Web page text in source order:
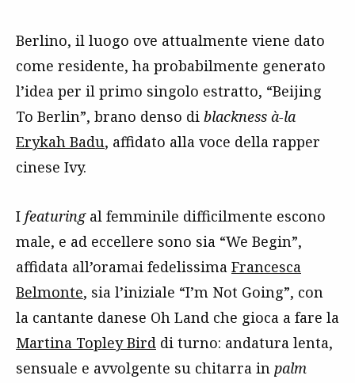
Berlino, il luogo ove attualmente viene dato
come residente, ha probabilmente generato
l’idea per il primo singolo estratto, “Beijing
To Berlin”, brano denso di blackness à-la
Erykah Badu, affidato alla voce della rapper
cinese Ivy.
I featuringal femminile difficilmente escono
male, e ad eccellere sono sia “We Begin”,
affidata all’oramai fedelissima Francesca
Belmonte, sia l’iniziale “I’m Not Going”, con
la cantante danese Oh Land che gioca a fare la
Martina Topley Bird di turno: andatura lenta,
sensuale e avvolgente su chitarra in palm